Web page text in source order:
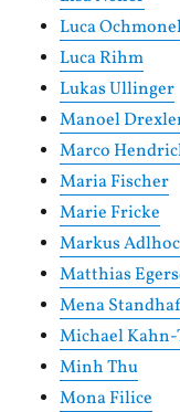
Luca
Luca Rihm
Lukas Ullinger
Manoel
Marco
Maria Fischer
Marie Fricke
Markus
Matthias
Mena
Michael
Minh Thu
Mona Filice